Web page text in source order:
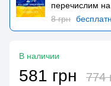
перечислим
8 грн
В наличии
581 грн 774